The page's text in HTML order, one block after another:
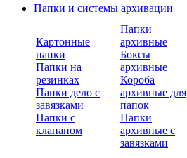
Папки и системы архивации
Картонные
папки
Папки на
резинках
Папки дело с
завязками
Папки с
клапаном
Папки
архивные
Боксы
архивные
Короба
архивные для
папок
Папки
архивные с
завязками